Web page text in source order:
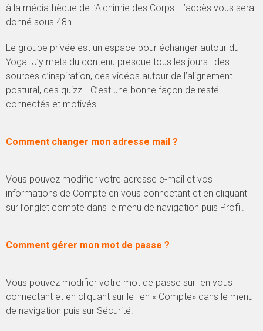
à la médiathèque de l’Alchimie des Corps. L’accès vous sera
donné sous 48h.
Le groupe privée est un espace pour échanger autour du
Yoga. J’y mets du contenu presque tous les jours : des
sources d’inspiration, des vidéos autour de l’alignement
postural, des quizz… C’est une bonne façon de resté
connectés et motivés.
Comment changer mon adresse mail ?
Vous pouvez modifier votre adresse e-mail et vos
informations de Compte en vous connectant et en cliquant
sur l’onglet compte dans le menu de navigation puis Profil.
Comment gérer mon mot de passe ?
Vous pouvez modifier votre mot de passe sur en vous
connectant et en cliquant sur le lien « Compte» dans le menu
de navigation puis sur Sécurité.